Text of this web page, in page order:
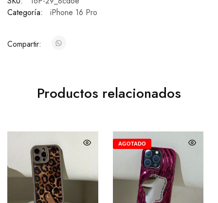
Categoría:
iPhone 16 Pro
Compartir:
Productos relacionados
AGOTADO